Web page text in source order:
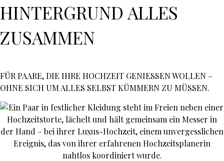
HINTERGRUND ALLES
ZUSAMMEN
FÜR PAARE, DIE IHRE HOCHZEIT GENIESSEN WOLLEN –
OHNE SICH UM ALLES SELBST KÜMMERN ZU MÜSSEN.